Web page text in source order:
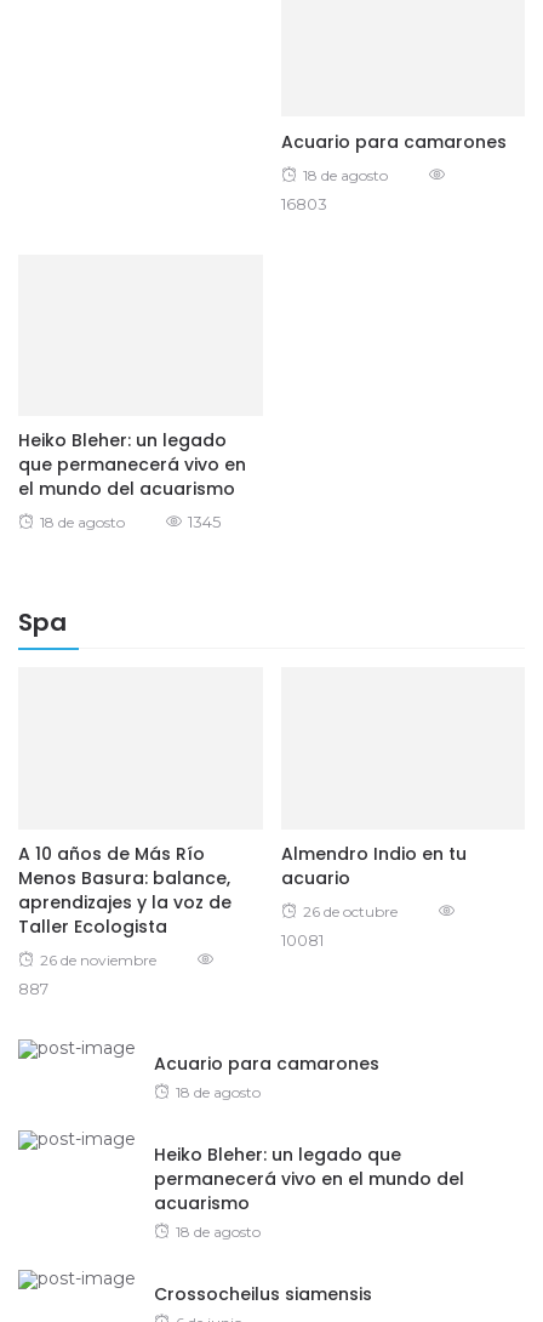
Acuario para camarones
Posted
on
18 de agosto
16803
Heiko Bleher: un legado
que permanecerá vivo en
el mundo del acuarismo
Posted
18 de agosto 1345
Spa
A 10 años de Más Río
Menos Basura: balance,
aprendizajes y la voz de
Taller Ecologista
Posted
on
26 de noviembre
887
Almendro Indio en tu
acuario
Posted
on
26 de octubre
10081
Acuario para camarones
Posted
18 de agosto
Heiko Bleher: un legado que
permanecerá vivo en el mundo del
acuarismo
Posted
18 de agosto
Crossocheilus siamensis